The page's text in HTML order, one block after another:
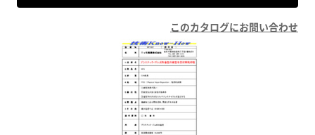
このカタログにお問い合わせ